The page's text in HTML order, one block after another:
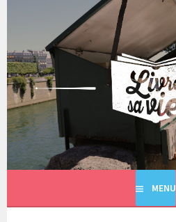
principal
LIVRE SA VIE
MENU